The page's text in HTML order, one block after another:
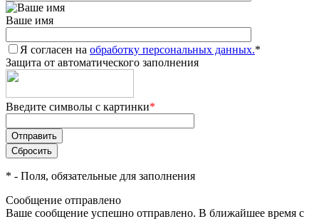
Ваше имя
Я согласен на обработку персональных данных.*
Защита от автоматического заполнения
Введите символы с картинки*
* - Поля, обязательные для заполнения
Сообщение отправлено
Ваше сообщение успешно отправлено. В ближайшее время с